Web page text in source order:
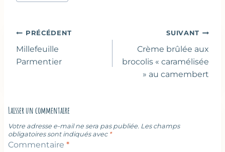
Navigation
de
l’article
PRÉCÉDENT
Millefeuille
Parmentier
SUIVANT
Crème brûlée aux
brocolis « caramélisée
» au camembert
Laisser un commentaire
Votre adresse e-mail ne sera pas publiée. Les champs
obligatoires sont indiqués avec *
Commentaire *